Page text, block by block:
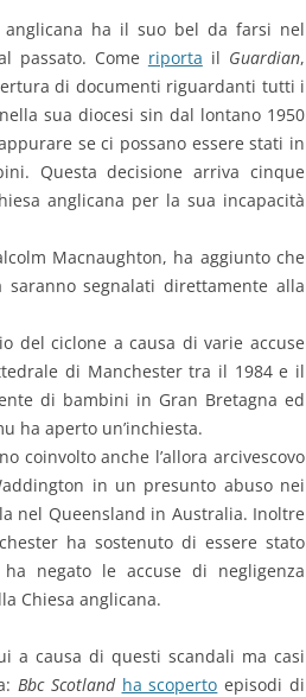
anglicana ha il suo bel da farsi nel
passato. Come riporta il Guardian,
di documenti riguardanti tutti i
sua diocesi sin dal lontano 1950
se ci possano essere stati in
Questa decisione arriva cinque
anglicana per la sua incapacità
Macnaughton, ha aggiunto che
segnalati direttamente alla
del ciclone a causa di varie accuse
di Manchester tra il 1984 e il
di bambini in Gran Bretagna ed
ha aperto un’inchiesta.
coinvolto anche l’allora arcivescovo
in un presunto abuso nei
nel Queensland in Australia. Inoltre
ha sostenuto di essere stato
negato le accuse di negligenza
Chiesa anglicana.
a causa di questi scandali ma casi
Bbc Scotland ha scoperto episodi di